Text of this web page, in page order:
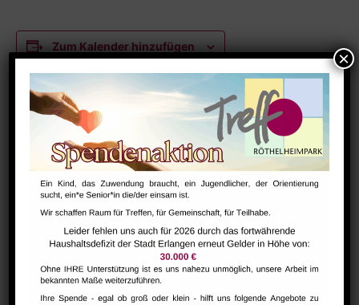
Zum Kalender hinzufügen
DETAILS
Datum:
Mai 25, 2025
13:30 - 15:00